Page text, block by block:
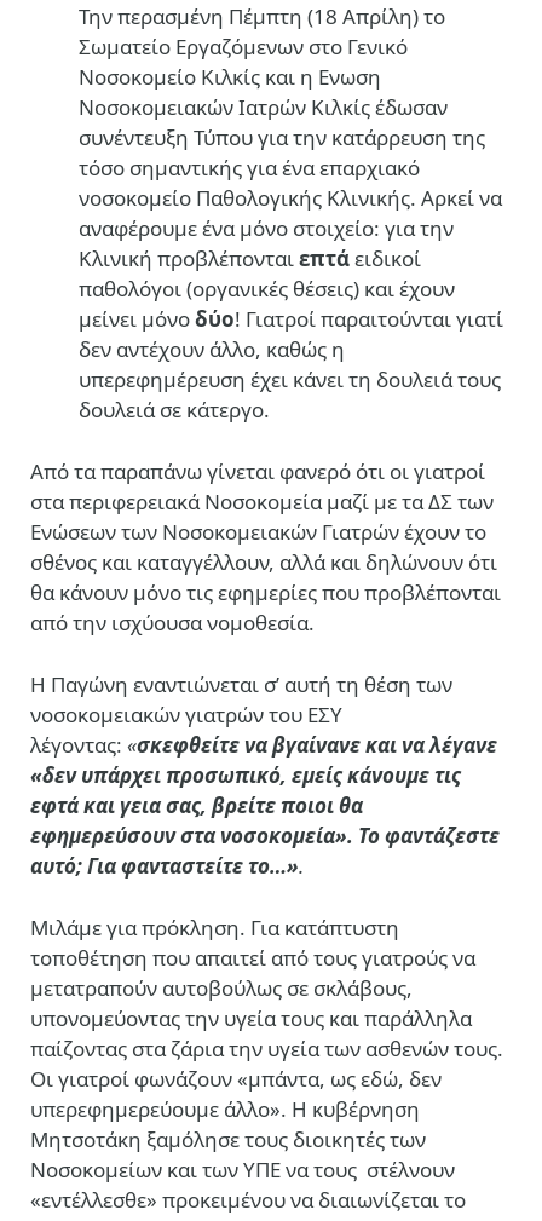
Την περασμένη Πέμπτη (18 Απρίλη) το
Σωματείο Εργαζόμενων στο Γενικό
Νοσοκομείο Κιλκίς και η Ενωση
Νοσοκομειακών Ιατρών Κιλκίς έδωσαν
συνέντευξη Τύπου για την κατάρρευση της
τόσο σημαντικής για ένα επαρχιακό
νοσοκομείο Παθολογικής Κλινικής. Αρκεί να
αναφέρουμε ένα μόνο στοιχείο: για την
Κλινική προβλέπονταιεπτάειδικοί
παθολόγοι (οργανικές θέσεις) και έχουν
μείνει μόνοδύο! Γιατροί παραιτούνται γιατί
δεν αντέχουν άλλο, καθώς η
υπερεφημέρευση έχει κάνει τη δουλειά τους
δουλειά σε κάτεργο.
Από τα παραπάνω γίνεται φανερό ότι οι γιατροί
στα περιφερειακά Νοσοκομεία μαζί με τα ΔΣ των
Ενώσεων των Νοσοκομειακών Γιατρών έχουν το
σθένος και καταγγέλλουν, αλλά και δηλώνουν ότι
θα κάνουν μόνο τις εφημερίες που προβλέπονται
από την ισχύουσα νομοθεσία.
Η Παγώνη εναντιώνεται σ’ αυτή τη θέση των
νοσοκομειακών γιατρών του ΕΣΥ
λέγοντας: «σκεφθείτε να βγαίνανε και να λέγανε
«δεν υπάρχει προσωπικό, εμείς κάνουμε τις
εφτά και γεια σας, βρείτε ποιοι θα
εφημερεύσουν στα νοσοκομεία». Το φαντάζεστε
αυτό; Για φανταστείτε το…».
Μιλάμε για πρόκληση. Για κατάπτυστη
τοποθέτηση που απαιτεί από τους γιατρούς να
μετατραπούν αυτοβούλως σε σκλάβους,
υπονομεύοντας την υγεία τους και παράλληλα
παίζοντας στα ζάρια την υγεία των ασθενών τους.
Οι γιατροί φωνάζουν «μπάντα, ως εδώ, δεν
υπερεφημερεύουμε άλλο». Η κυβέρνηση
Μητσοτάκη ξαμόλησε τους διοικητές των
Νοσοκομείων και των ΥΠΕ να τους στέλνουν
«εντέλλεσθε» προκειμένου να διαιωνίζεται το